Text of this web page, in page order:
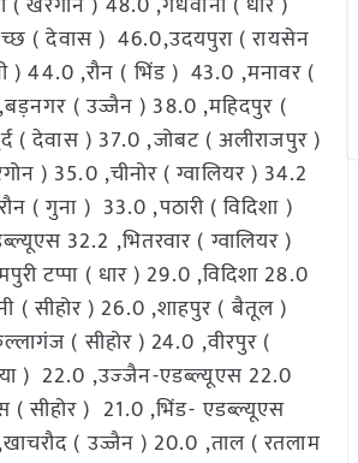
( देवास ) 46.0,उदयपुरा ( रायसेन
) 44.0 ,रौन ( भिंड ) 43.0 ,मनावर (
( उज्जैन ) 38.0 ,महिदपुर (
( देवास ) 37.0 ,जोबट ( अलीराजपुर )
) 35.0 ,चीनोर ( ग्वालियर ) 34.2
( गुना ) 33.0 ,पठारी ( विदिशा )
32.2 ,भितरवार ( ग्वालियर )
टप्पा ( धार ) 29.0 ,विदिशा 28.0
( सीहोर ) 26.0 ,शाहपुर ( बैतूल )
( सीहोर ) 24.0 ,वीरपुर (
) 22.0 ,उज्‍जैन-एडब्ल्यूएस 22.0
( सीहोर ) 21.0 ,भिंड- एडब्ल्यूएस
( उज्जैन ) 20.0 ,ताल ( रतलाम